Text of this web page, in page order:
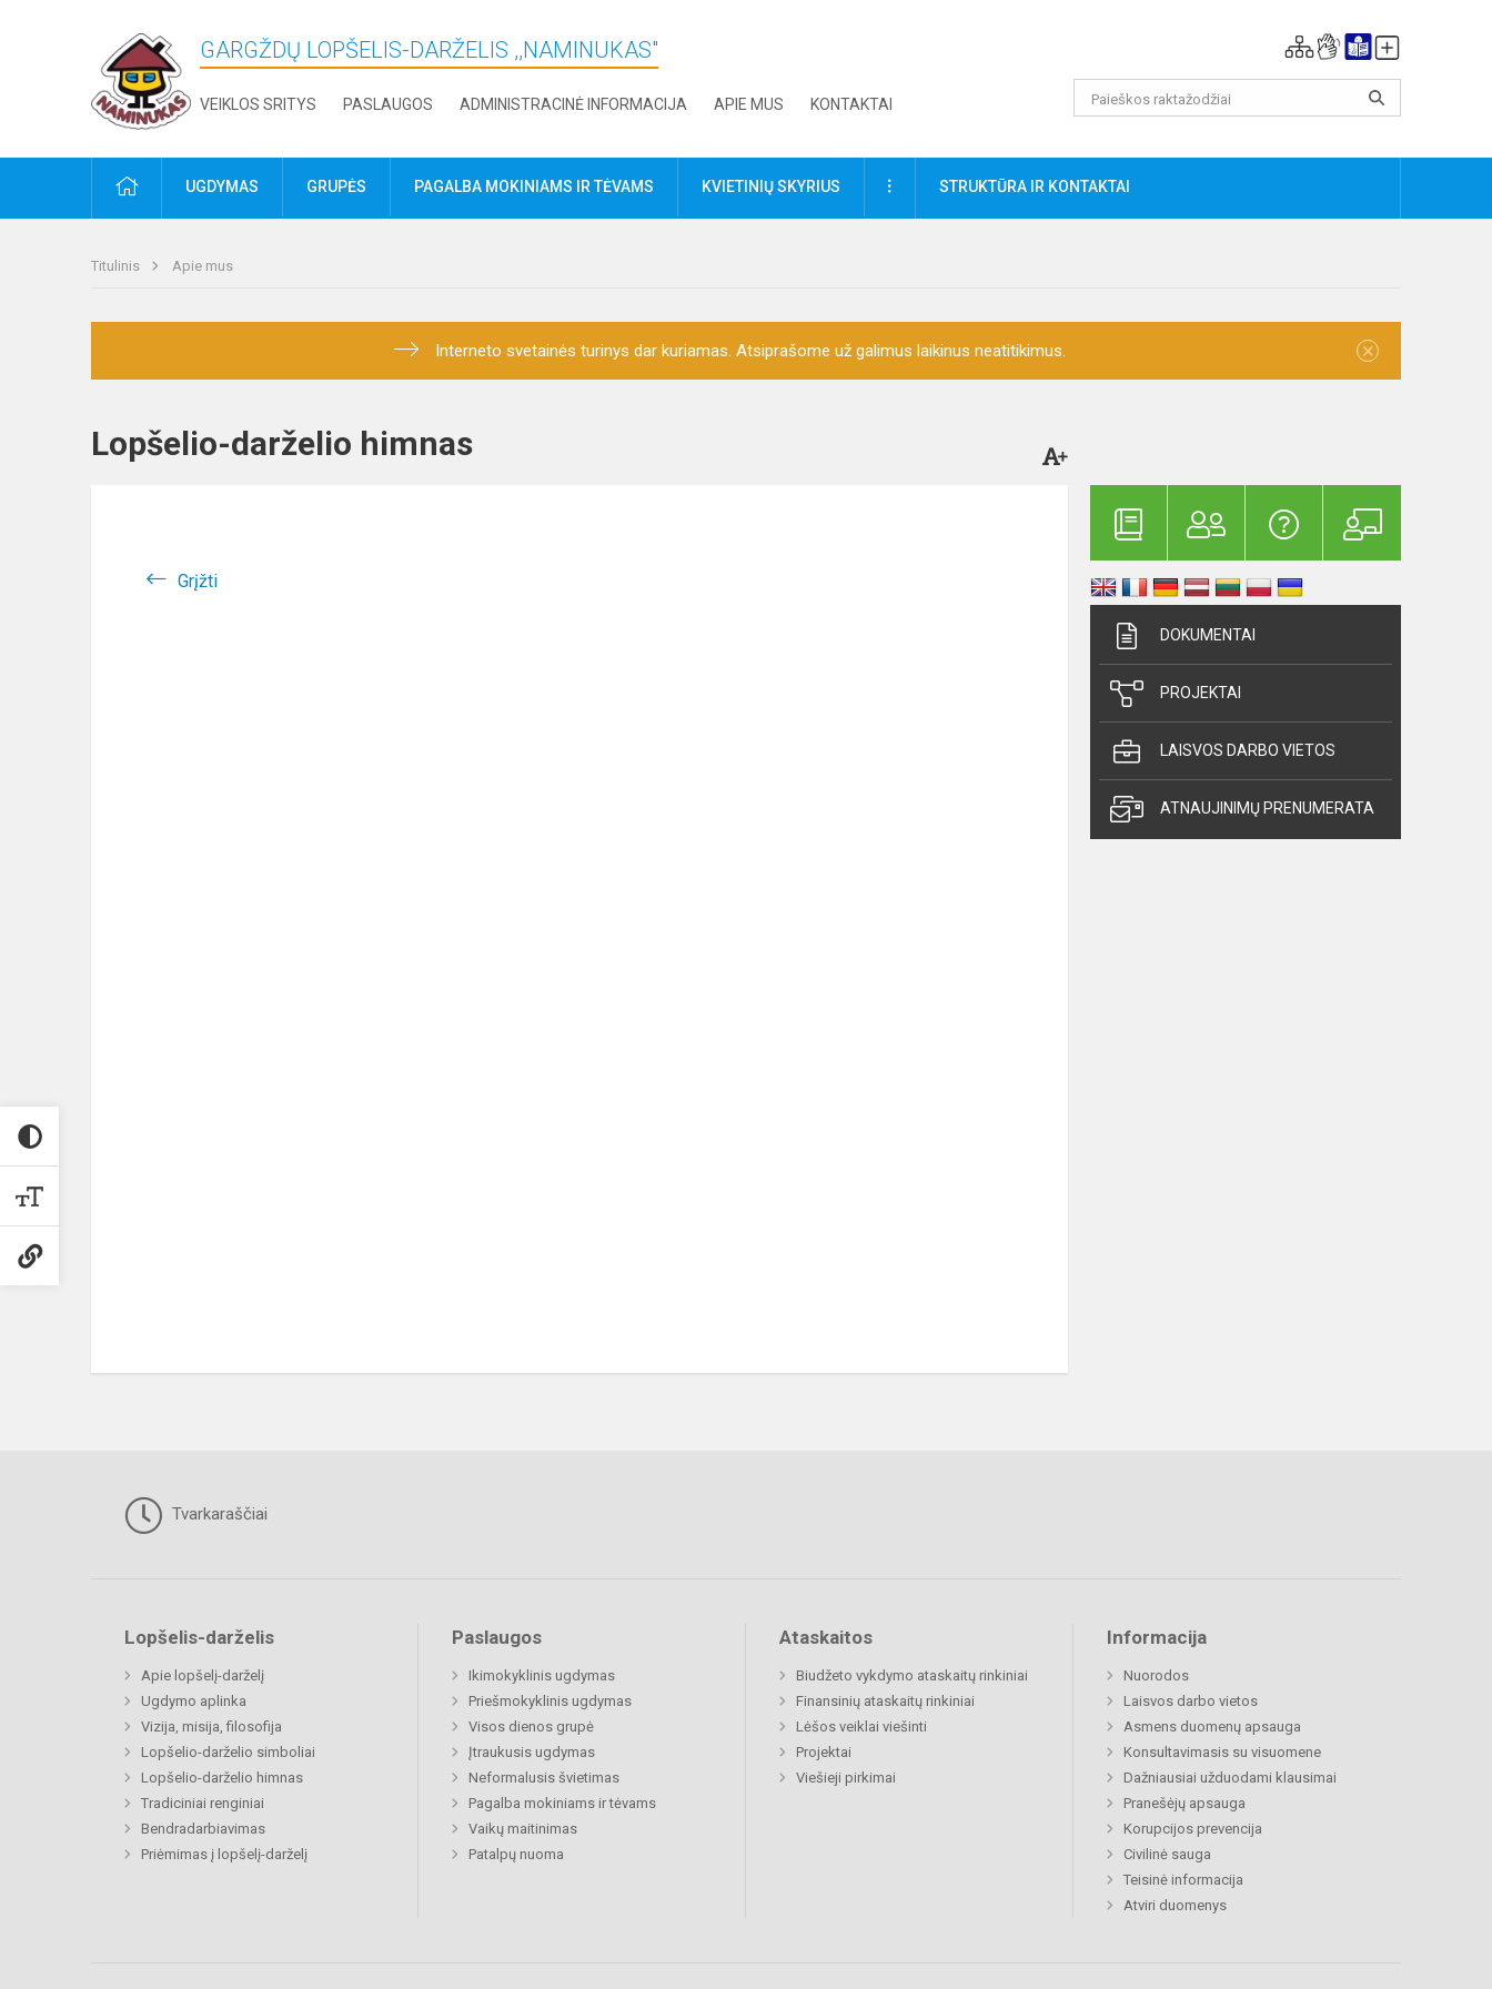
GARGŽDŲ LOPŠELIS-DARŽELIS ,,NAMINUKAS"
VEIKLOS SRITYS PASLAUGOS ADMINISTRACINĖ INFORMACIJA APIE MUS KONTAKTAI
PRADŽIAUGDYMAS GRUPĖS PAGALBA MOKINIAMS IR TĖVAMS KVIETINIŲ SKYRIUS DAUGIAUSTRUKTŪRA IR KONTAKTAI
Titulinis Apie mus
Interneto svetainės turinys dar kuriamas. Atsiprašome už galimus laikinus neatitikimus. ×
Lopšelio-darželio himnas
Grįžti
DOKUMENTAI
PROJEKTAI
LAISVOS DARBO VIETOS
ATNAUJINIMŲ PRENUMERATA
Tvarkaraščiai
Lopšelis-darželis
Apie lopšelį-darželį
Ugdymo aplinka
Vizija, misija, filosofija
Lopšelio-darželio simboliai
Lopšelio-darželio himnas
Tradiciniai renginiai
Bendradarbiavimas
Priėmimas į lopšelį-darželį
Paslaugos
Ikimokyklinis ugdymas
Priešmokyklinis ugdymas
Visos dienos grupė
Įtraukusis ugdymas
Neformalusis švietimas
Pagalba mokiniams ir tėvams
Vaikų maitinimas
Patalpų nuoma
Ataskaitos
Biudžeto vykdymo ataskaitų rinkiniai
Finansinių ataskaitų rinkiniai
Lėšos veiklai viešinti
Projektai
Viešieji pirkimai
Informacija
Nuorodos
Laisvos darbo vietos
Asmens duomenų apsauga
Konsultavimasis su visuomene
Dažniausiai užduodami klausimai
Pranešėjų apsauga
Korupcijos prevencija
Civilinė sauga
Teisinė informacija
Atviri duomenys